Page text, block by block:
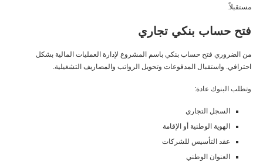
مستقبلاً.
فتح حساب بنكي تجاري
من الضروري فتح حساب بنكي باسم المشروع لإدارة العمليات المالية بشكل
احترافي. واستقبال المدفوعات وتحويل الرواتب والمصاريف التشغيلية.
وتطلب البنوك عادة:
السجل التجاري
الهوية الوطنية أو الإقامة
عقد التأسيس للشركات
العنوان الوطني